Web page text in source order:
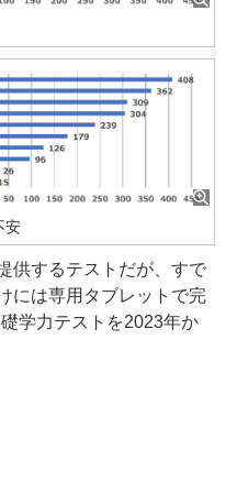
安
供するテストだが、すで
には専用タブレットで完
学力テストを2023年か